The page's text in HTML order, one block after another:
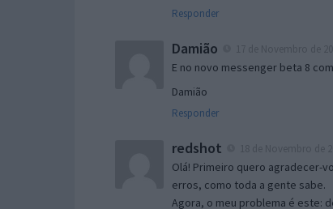
Responder
Damião
E no novo messenger beta 8
Damião
Responder
redshot
Olá! Primeiro quero agradecer-
erros, como toda a gente sabe.
Agora, o meu problema é este: